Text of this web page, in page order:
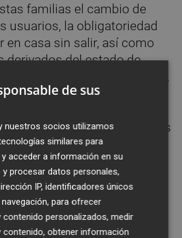
familias el cambio de
usuarios, la obligatoriedad
en casa sin salir, así como
derivados del estado de
establecido por el Gobierno,
este plan específico que
telefónico diario para
necesidades de las familias
el apoyo emocional que
pautas de actuación ante
así como
rutina que ayude a la
física y control
personas afectadas.
de sus
nuestros socios utilizamos
similares para
acceder a información en su
y procesar datos personales,
IP, identificadores únicos
para ofrecer
contenido personalizados, medir
contenido, obtener información